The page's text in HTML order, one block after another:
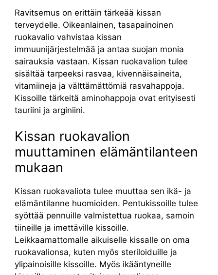
Ravitsemus on erittäin tärkeää kissan
terveydelle. Oikeanlainen, tasapainoinen
ruokavalio vahvistaa kissan
immuunijärjestelmää ja antaa suojan monia
sairauksia vastaan. Kissan ruokavalion tulee
sisältää tarpeeksi rasvaa, kivennäisaineita,
vitamiineja ja välttämättömiä rasvahappoja.
Kissoille tärkeitä aminohappoja ovat erityisesti
tauriini ja arginiini.
Kissan ruokavalion
muuttaminen elämäntilanteen
mukaan
Kissan ruokavaliota tulee muuttaa sen ikä- ja
elämäntilanne huomioiden. Pentukissoille tulee
syöttää pennuille valmistettua ruokaa, samoin
tiineille ja imettäville kissoille.
Leikkaamattomalle aikuiselle kissalle on oma
ruokavalionsa, kuten myös steriloiduille ja
ylipainoisille kissoille. Myös ikääntyneille